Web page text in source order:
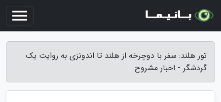
تور هلند: سفر با دوچرخه از هلند تا اندونزی به روایت یک
گردشگر - اخبار مشروح